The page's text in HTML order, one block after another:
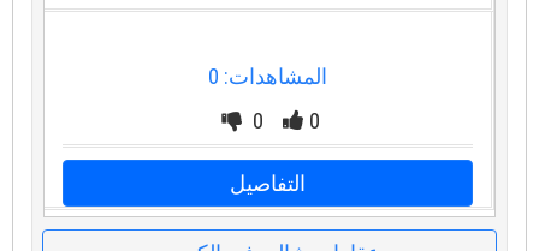
المشاهدات: 0
0
0
التفاصيل